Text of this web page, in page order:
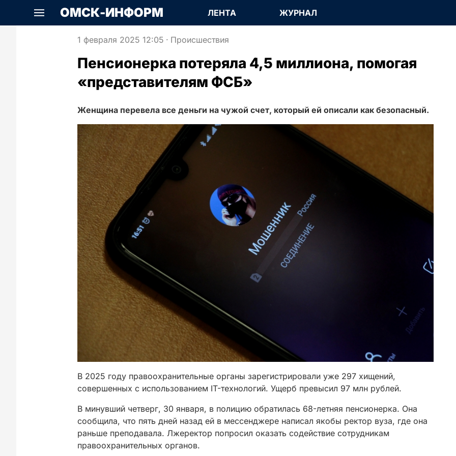
ОМСК-ИНФОРМ ЛЕНТА ЖУРНАЛ
1 февраля 2025 12:05 · Происшествия
Пенсионерка потеряла 4,5 миллиона, помогая
«представителям ФСБ»
Женщина перевела все деньги на чужой счет, который ей описали как безопасный.
В 2025 году правоохранительные органы зарегистрировали уже 297 хищений,
совершенных с использованием IT-технологий. Ущерб превысил 97 млн рублей.
В минувший четверг, 30 января, в полицию обратилась 68-летняя пенсионерка. Она
сообщила, что пять дней назад ей в мессенджере написал якобы ректор вуза, где она
раньше преподавала. Лжеректор попросил оказать содействие сотрудникам
правоохранительных органов.